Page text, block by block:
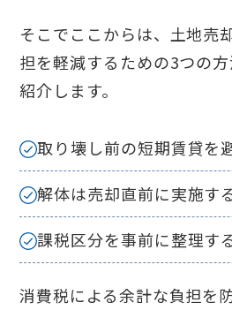
そこでここからは、土地売
担を軽減するための3つの
紹介します。
取り壊し前の短期賃貸を
解体は売却直前に実施す
課税区分を事前に整理す
消費税による余計な負担を